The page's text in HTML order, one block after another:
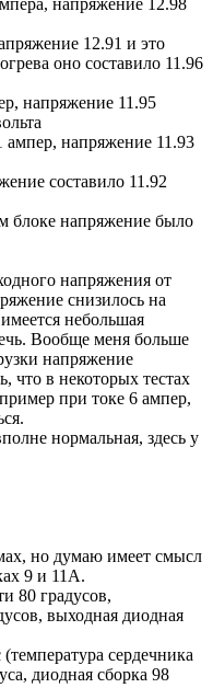
12.91 и это
оно составило 11.96
напряжение 11.95
ампер, напряжение 11.93
составило 11.92
блоке напряжение было
напряжения от
снизилось на
небольшая
Вообще меня больше
напряжение
что в некоторых тестах
при токе 6 ампер,
нормальная, здесь у
но думаю имеет смысл
9 и 11А.
80 градусов,
выходная диодная
сердечника
диодная сборка 98